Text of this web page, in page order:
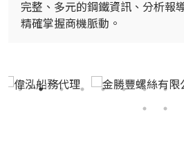
完整、多元的鋼鐵資訊、分析報
精確掌握商機脈動。